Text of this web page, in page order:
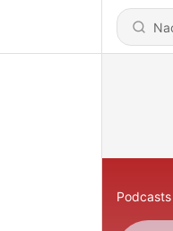
Podcasts